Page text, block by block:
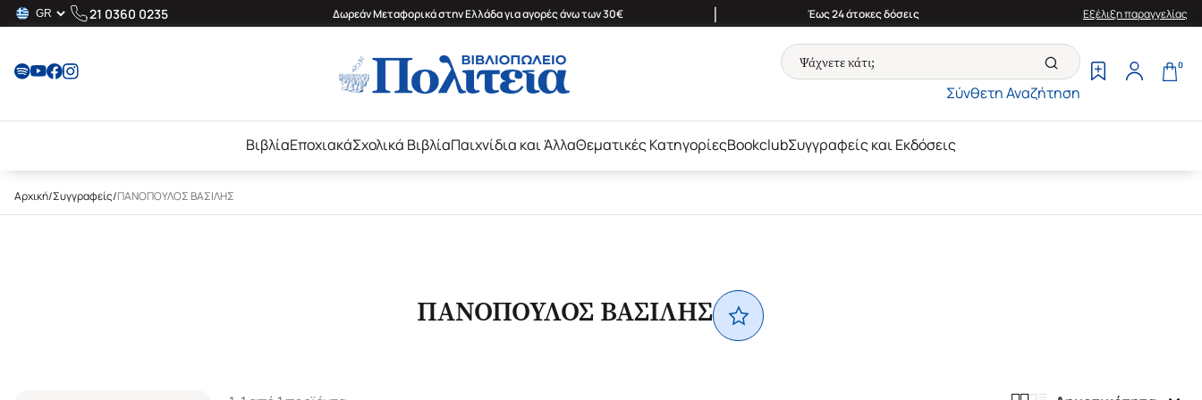
21 0360 0235 Δωρεάν Μεταφορικά στην Ελλάδα για αγορές άνω των 30€ | Έως 24 άτοκες δόσεις Εξέλιξη παραγγελίας
Σύνθετη Αναζήτηση
0
ΒιβλίαΕποχιακάΣχολικά ΒιβλίαΠαιχνίδια και ΆλλαΘεματικές ΚατηγορίεςBookclubΣυγγραφείς και Εκδόσεις
Αρχική/Συγγραφείς/ΠΑΝΟΠΟΥΛΟΣ ΒΑΣΙΛΗΣ
ΠΑΝΟΠΟΥΛΟΣ ΒΑΣΙΛΗΣ